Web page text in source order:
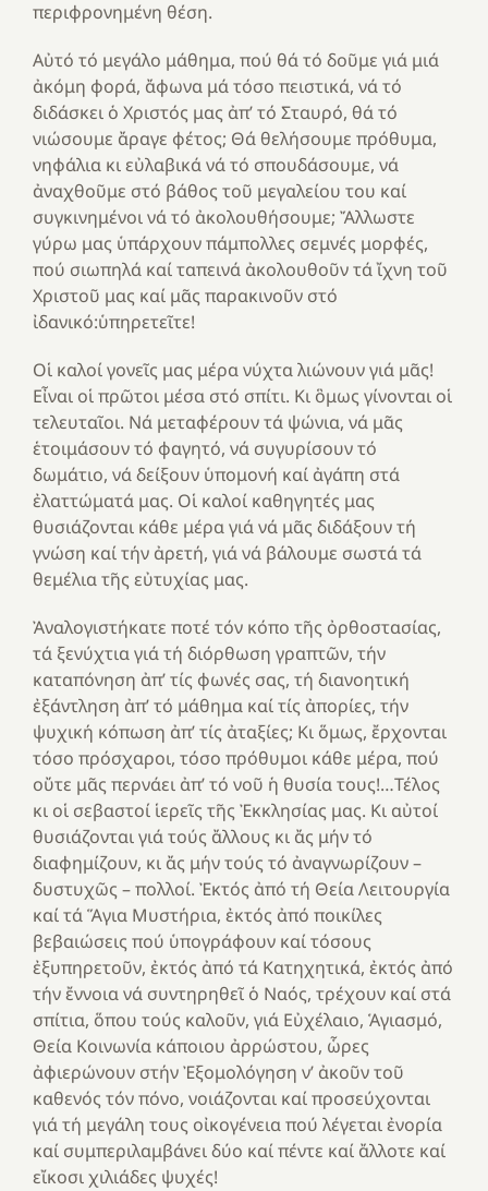
περιφρονημένη θέση.
Αὐτό τό μεγάλο μάθημα, πού θά τό δοῦμε γιά μιά
ἀκόμη φορά, ἄφωνα μά τόσο πειστικά, νά τό
διδάσκει ὁ Χριστός μας ἀπ’ τό Σταυρό, θά τό
νιώσουμε ἄραγε φέτος; Θά θελήσουμε πρόθυμα,
νηφάλια κι εὐλαβικά νά τό σπουδάσουμε, νά
ἀναχθοῦμε στό βάθος τοῦ μεγαλείου του καί
συγκινημένοι νά τό ἀκολουθήσουμε; Ἄλλωστε
γύρω μας ὑπάρχουν πάμπολλες σεμνές μορφές,
πού σιωπηλά καί ταπεινά ἀκολουθοῦν τά ἴχνη τοῦ
Χριστοῦ μας καί μᾶς παρακινοῦν στό
ἰδανικό:ὑπηρετεῖτε!
Οἱ καλοί γονεῖς μας μέρα νύχτα λιώνουν γιά μᾶς!
Εἶναι οἱ πρῶτοι μέσα στό σπίτι. Κι ὃμως γίνονται οἱ
τελευταῖοι. Νά μεταφέρουν τά ψώνια, νά μᾶς
ἑτοιμάσουν τό φαγητό, νά συγυρίσουν τό
δωμάτιο, νά δείξουν ὑπομονή καί ἀγάπη στά
ἐλαττώματά μας. Οἱ καλοί καθηγητές μας
θυσιάζονται κάθε μέρα γιά νά μᾶς διδάξουν τή
γνώση καί τήν ἀρετή, γιά νά βάλουμε σωστά τά
θεμέλια τῆς εὐτυχίας μας.
Ἀναλογιστήκατε ποτέ τόν κόπο τῆς ὀρθοστασίας,
τά ξενύχτια γιά τή διόρθωση γραπτῶν, τήν
καταπόνηση ἀπ’ τίς φωνές σας, τή διανοητική
ἐξάντληση ἀπ’ τό μάθημα καί τίς ἀπορίες, τήν
ψυχική κόπωση ἀπ’ τίς ἀταξίες; Κι ὅμως, ἔρχονται
τόσο πρόσχαροι, τόσο πρόθυμοι κάθε μέρα, πού
οὔτε μᾶς περνάει ἀπ’ τό νοῦ ἡ θυσία τους!…Τέλος
κι οἱ σεβαστοί ἱερεῖς τῆς Ἐκκλησίας μας. Κι αὐτοί
θυσιάζονται γιά τούς ἄλλους κι ἄς μήν τό
διαφημίζουν, κι ἄς μήν τούς τό ἀναγνωρίζουν –
δυστυχῶς – πολλοί. Ἐκτός ἀπό τή Θεία Λειτουργία
καί τά Ἅγια Μυστήρια, ἐκτός ἀπό ποικίλες
βεβαιώσεις πού ὑπογράφουν καί τόσους
ἐξυπηρετοῦν, ἐκτός ἀπό τά Κατηχητικά, ἐκτός ἀπό
τήν ἔννοια νά συντηρηθεῖ ὁ Ναός, τρέχουν καί στά
σπίτια, ὅπου τούς καλοῦν, γιά Εὐχέλαιο, Ἁγιασμό,
Θεία Κοινωνία κάποιου ἀρρώστου, ὧρες
ἀφιερώνουν στήν Ἐξομολόγηση ν’ ἀκοῦν τοῦ
καθενός τόν πόνο, νοιάζονται καί προσεύχονται
γιά τή μεγάλη τους οἰκογένεια πού λέγεται ἐνορία
καί συμπεριλαμβάνει δύο καί πέντε καί ἄλλοτε καί
εἴκοσι χιλιάδες ψυχές!